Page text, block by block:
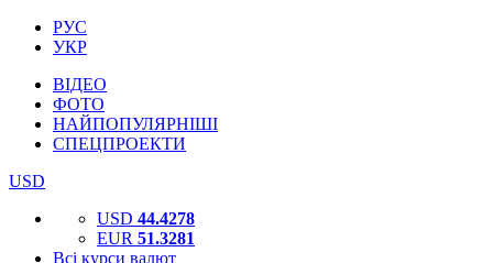
РУС
УКР
ВІДЕО
ФОТО
НАЙПОПУЛЯРНІШІ
СПЕЦПРОЕКТИ
USD
USD 44.4278
EUR 51.3281
Всі курси валют